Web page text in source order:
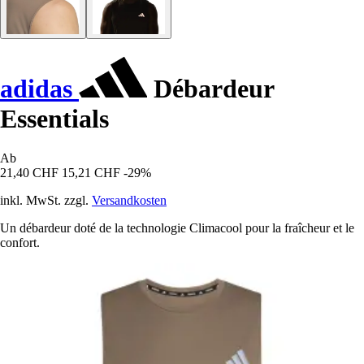
adidas
Débardeur
Essentials
Ab
21,40 CHF 15,21 CHF -29%
inkl. MwSt. zzgl. Versandkosten
Un débardeur doté de la technologie Climacool pour la fraîcheur et le
confort.